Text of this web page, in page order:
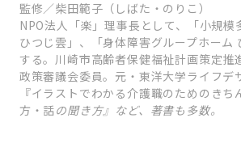
監修／柴田範子（しばた・のりこ）
NPO法人「楽」理事長として、「小規模
ひつじ雲」、「身体障害グループホーム
する。川崎市高齢者保健福祉計画策定推
政策審議会委員。元・東洋大学ライフデ
『イラストでわかる介護職のためのき
方・話の聞き方』など、著書も多数。